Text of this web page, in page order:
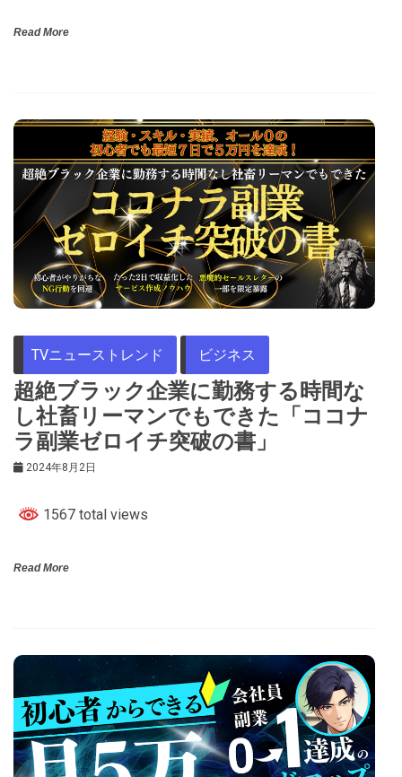
Read More
TVニューストレンド ビジネス
超絶ブラック企業に勤務する時間な
し社畜リーマンでもできた「ココナ
ラ副業ゼロイチ突破の書」
2024年8月2日
1567 total views
Read More